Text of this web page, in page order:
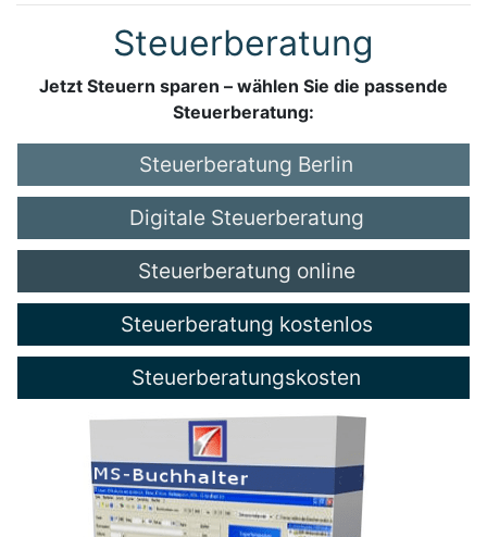
Steuerberatung
Jetzt Steuern sparen – wählen Sie die passende
Steuerberatung:
Steuerberatung Berlin
Digitale Steuerberatung
Steuerberatung online
Steuerberatung kostenlos
Steuerberatungskosten